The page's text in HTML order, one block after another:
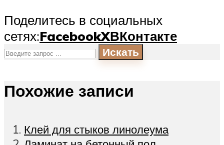
Поделитесь в социальных
сетях:FacebookXВКонтакте
Искать
Похожие записи
Клей для стыков линолеума